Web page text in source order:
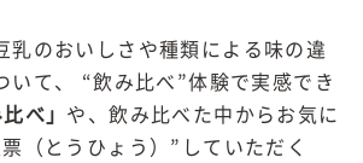
乳のおいしさや種類による味の違
いて、 “飲み比べ”体験で実感でき
べ」 や、飲み比べた中からお気に
（とうひょう）”していただく